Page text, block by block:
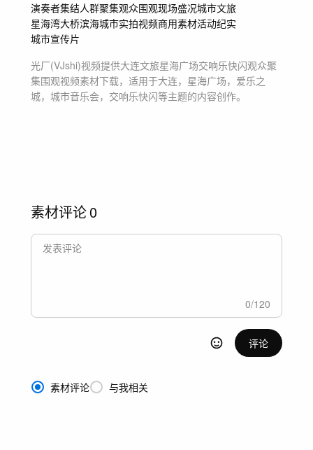
演奏者集结人群聚集观众围观现场盛况城市文旅
星海湾大桥滨海城市实拍视频商用素材活动纪实
城市宣传片
光厂(VJshi)视频提供大连文旅星海广场交响乐快闪观众聚
集围观视频素材下载，适用于大连，星海广场，爱乐之
城，城市音乐会，交响乐快闪等主题的内容创作。
素材评论0
0/120
评论
素材评论 与我相关